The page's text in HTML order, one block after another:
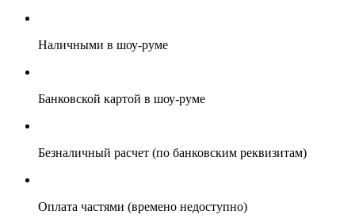
Наличными в шоу-руме
Банковской картой в шоу-руме
Безналичный расчет (по банковским реквизитам)
Оплата частями (времено недоступно)